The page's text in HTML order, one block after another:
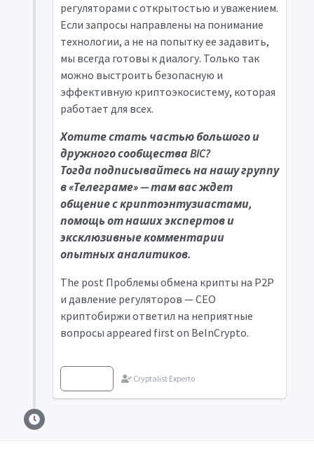
регуляторами с открытостью и уважением.
Если запросы направлены на понимание
технологии, а не на попытку ее задавить,
мы всегда готовы к диалогу. Только так
можно выстроить безопасную и
эффективную криптоэкосистему, которая
работает для всех.
Хотите стать частью большого и
дружного сообщества BIC?
Тогдаподписывайтесь на нашу группу
в «Телеграме»— там вас ждет
общение с криптоэнтузиастами,
помощь от наших экспертов и
эксклюзивные комментарии
опытных аналитиков.
The post Проблемы обмена крипты на P2P
и давление регуляторов — CEO
криптобиржи ответил на неприятные
вопросы appeared first on BeInCrypto.
Cryptalist Experto